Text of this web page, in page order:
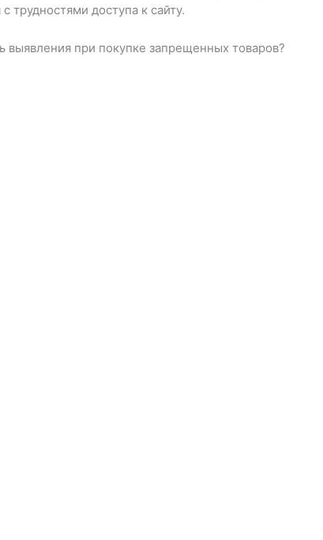
трудностями доступа к сайту.
выявления при покупке запрещенных товаров?